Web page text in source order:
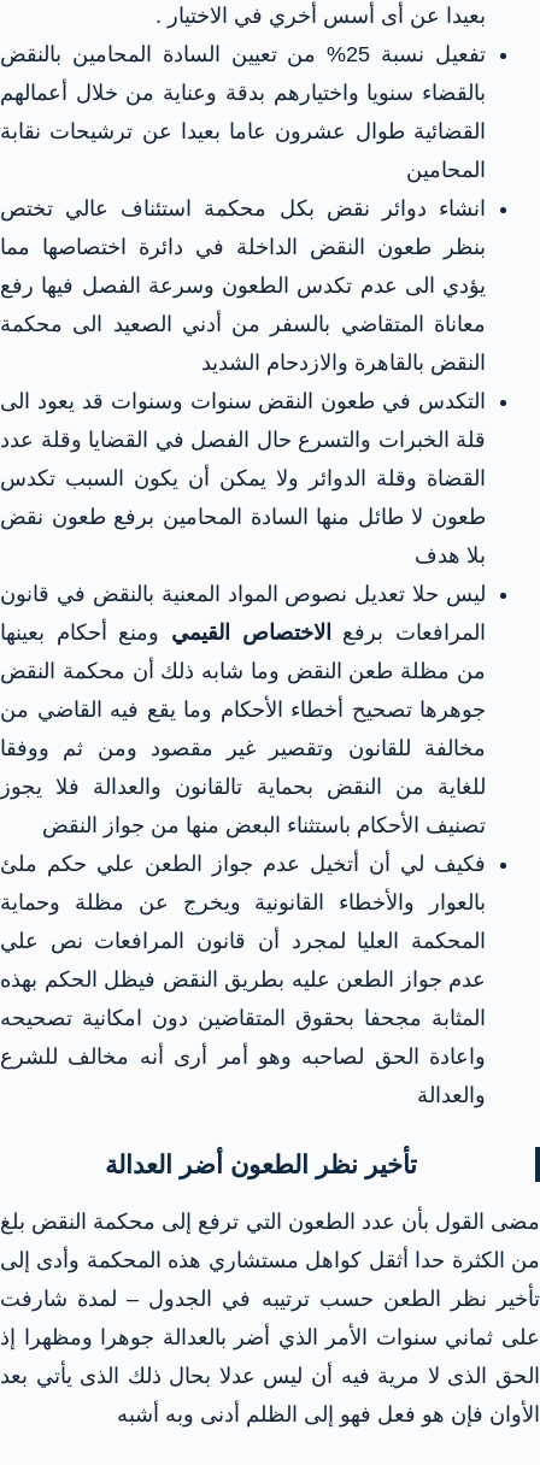
بعيدا عن أى أسس أخري في الاختيار .
تفعيل نسبة 25% من تعيين السادة المحامين بالنقض
بالقضاء سنويا واختيارهم بدقة وعناية من خلال أعمالهم
القضائية طوال عشرون عاما بعيدا عن ترشيحات نقابة
المحامين
انشاء دوائر نقض بكل محكمة استئناف عالي تختص
بنظر طعون النقض الداخلة في دائرة اختصاصها مما
يؤدي الى عدم تكدس الطعون وسرعة الفصل فيها رفع
معاناة المتقاضي بالسفر من أدني الصعيد الى محكمة
النقض بالقاهرة والازدحام الشديد
التكدس في طعون النقض سنوات وسنوات قد يعود الى
قلة الخبرات والتسرع حال الفصل في القضايا وقلة عدد
القضاة وقلة الدوائر ولا يمكن أن يكون السبب تكدس
طعون لا طائل منها السادة المحامين برفع طعون نقض
بلا هدف
ليس حلا تعديل نصوص المواد المعنية بالنقض في قانون
المرافعات برفع
الاختصاص القيمي ومنع أحكام بعينها
من مظلة طعن النقض وما شابه ذلك أن محكمة النقض
جوهرها تصحيح أخطاء الأحكام وما يقع فيه القاضي من
مخالفة للقانون وتقصير غير مقصود ومن ثم ووفقا
للغاية من النقض بحماية تالقانون والعدالة فلا يجوز
تصنيف الأحكام باستثناء البعض منها من جواز النقض
فكيف لي أن أتخيل عدم جواز الطعن علي حكم ملئ
بالعوار والأخطاء القانونية ويخرج عن مظلة وحماية
المحكمة العليا لمجرد أن قانون المرافعات نص علي
عدم جواز الطعن عليه بطريق النقض فيظل الحكم بهذه
المثابة مجحفا بحقوق المتقاضين دون امكانية تصحيحه
واعادة الحق لصاحبه وهو أمر أرى أنه مخالف للشرع
والعدالة
تأخير نظر الطعون أضر العدالة
مضى القول بأن عدد الطعون التي ترفع إلى محكمة النقض بلغ
من الكثرة حدا أثقل كواهل مستشاري هذه المحكمة وأدى إلى
تأخير نظر الطعن حسب ترتيبه في الجدول – لمدة شارفت
على ثماني سنوات الأمر الذي أضر بالعدالة جوهرا ومظهرا إذ
الحق الذى لا مرية فيه أن ليس عدلا بحال ذلك الذى يأتي بعد
الأوان فإن هو فعل فهو إلى الظلم أدنى وبه أشبه